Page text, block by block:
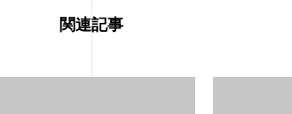
関連記事